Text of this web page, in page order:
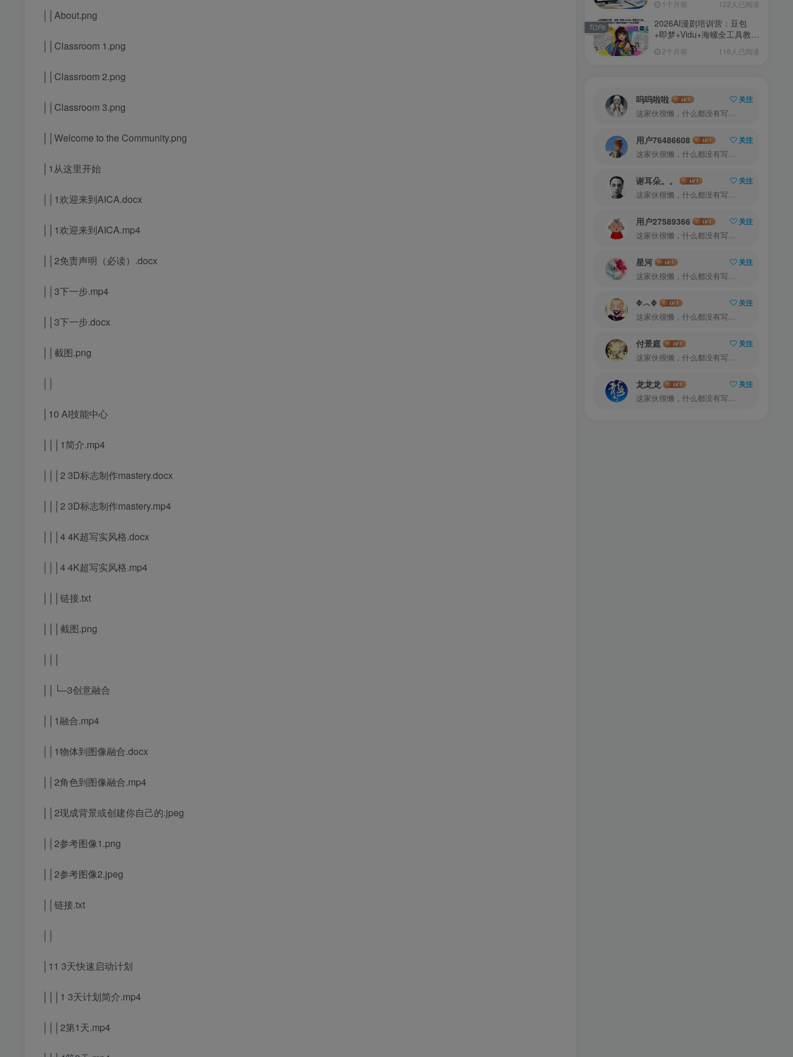
││About.png
││Classroom 1.png
││Classroom 2.png
││Classroom 3.png
││Welcome to the Community.png
│1从这里开始
││1欢迎来到AICA.docx
││1欢迎来到AICA.mp4
││2免责声明（必读）.docx
││3下一步.mp4
││3下一步.docx
││截图.png
│10 AI技能中心
│││1简介.mp4
│││2 3D标志制作mastery.docx
│││2 3D标志制作mastery.mp4
│││4 4K超写实风格.docx
│││4 4K超写实风格.mp4
│││链接.txt
│││截图.png
││└─3创意融合
││1融合.mp4
││1物体到图像融合.docx
││2角色到图像融合.mp4
││2现成背景或创建你自己的.jpeg
││2参考图像1.png
││2参考图像2.jpeg
││链接.txt
│11 3天快速启动计划
│││1 3天计划简介.mp4
│││2第1天.mp4
1个月前 122人已阅读
2026AI漫剧培训营：豆包
+即梦+Vidu+海螺全工具教
计一站式掌握
2个月前 116人已阅读
TOP6
呜呜啦啦
关注
这家伙很懒，什么都没有写...
用户76486608
关注
这家伙很懒，什么都没有写...
谢耳朵。。
关注
这家伙很懒，什么都没有写...
用户27589366
关注
这家伙很懒，什么都没有写...
星河
关注
这家伙很懒，什么都没有写...
Φ︿Φ
关注
这家伙很懒，什么都没有写...
付景庭
关注
这家伙很懒，什么都没有写...
龙龙龙
关注
这家伙很懒，什么都没有写...